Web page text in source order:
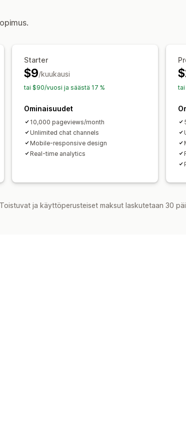
Starter
$9/kuukausi
tai $90/vuosi ja säästä 17 %
Ominaisuudet
10,000 pageviews/month
Unlimited chat channels
Mobile-responsive design
Real-time analytics
ja käyttöperusteiset maksut laskutetaan 30